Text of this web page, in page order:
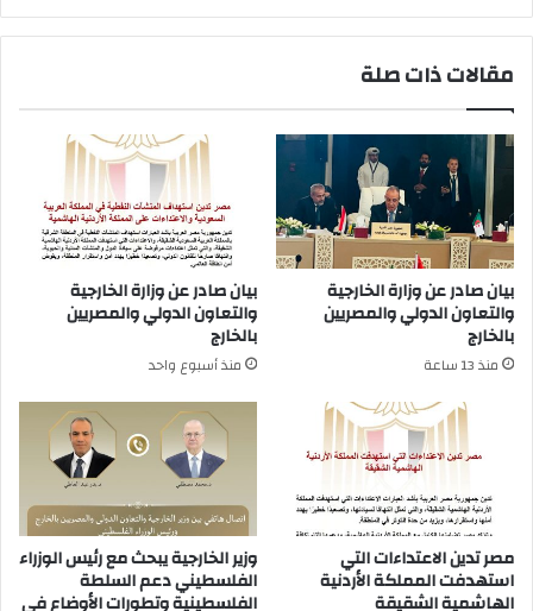
خلال
بالقرب
مقالات ذات صلة
بيان صادر عن وزارة الخارجية
والتعاون الدولي والمصريين
بالخارج
منذ 13 ساعة
بيان صادر عن وزارة الخارجية
والتعاون الدولي والمصريين
بالخارج
منذ أسبوع واحد
مصر تدين الاعتداءات التي
استهدفت المملكة الأردنية
الهاشمية الشقيقة
وزير الخارجية يبحث مع رئيس الوزراء
الفلسطيني دعم السلطة
الفلسطينية وتطورات الأوضاع في